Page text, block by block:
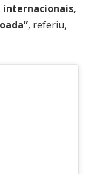
internacionais,
, referiu,